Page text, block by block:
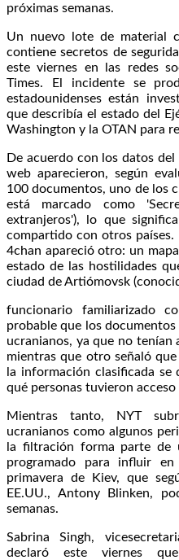
próximas semanas.
Un nuevo lote de material
contiene secretos de
este viernes en las redes
Times. El incidente se
estadounidenses están
que describía el estado del
Washington y la OTAN para
De acuerdo con los datos
web aparecieron, según
100 documentos, uno de los
está marcado como
extranjeros'), lo que
compartido con otros
4chan apareció otro: un
estado de las hostilidades
ciudad de Artiómovsk
funcionario familiarizado
probable que los
ucranianos, ya que no tenían
mientras que otro señaló
la información clasificada
qué personas tuvieron acceso
Mientras tanto, NYT
ucranianos como algunos
la filtración forma parte de
programado para influir
primavera de Kiev, que
EE.UU., Antony Blinken,
semanas.
Sabrina Singh,
declaró este viernes